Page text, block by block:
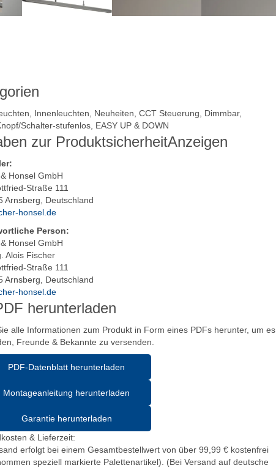
, Innenleuchten, Neuheiten, CCT Steuerung, Dimmbar,
Schalter-stufenlos, EASY UP & DOWN
zur ProduktsicherheitAnzeigen
:
Honsel GmbH
Straße 111
Arnsberg, Deutschland
honsel.de
Person:
Honsel GmbH
Alois Fischer
Straße 111
Arnsberg, Deutschland
honsel.de
herunterladen
alle Informationen zum Produkt in Form eines PDFs herunter, um es
Freunde & Bekannte zu versenden.
PDF-Datenblatt herunterladen
Montageanleitung herunterladen
Garantie herunterladen
& Lieferzeit:
erfolgt bei einem Gesamtbestellwert von über 99,99 € kostenfrei
speziell markierte Palettenartikel). (Bei Versand auf deutsche